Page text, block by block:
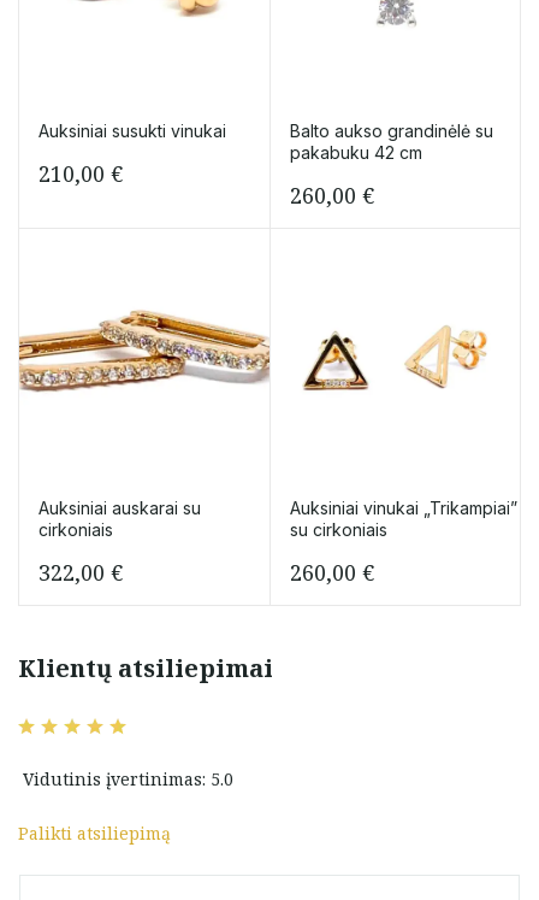
Auksiniai susukti vinukai
210,00 €
Balto aukso grandinėlė su
pakabuku 42 cm
260,00 €
Auksiniai auskarai su
cirkoniais
322,00 €
Auksiniai vinukai „Trikampiai”
su cirkoniais
260,00 €
Klientų atsiliepimai
Vidutinis įvertinimas: 5.0
Palikti atsiliepimą